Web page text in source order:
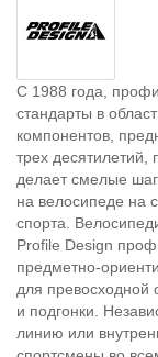
С 1988 года,
стандарты в
компонентов,
трех десятилетий,
делает смелые
на велосипеде на
спорта.
Profile Design
предметно-
для превосходной
и подгонки.
линию или